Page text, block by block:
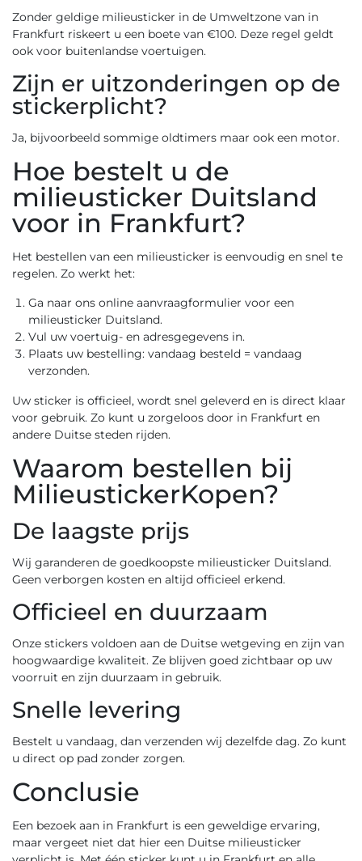
Zonder geldige milieusticker in de Umweltzone van in
Frankfurt riskeert u een boete van €100. Deze regel geldt
ook voor buitenlandse voertuigen.
Zijn er uitzonderingen op de
stickerplicht?
Ja, bijvoorbeeld sommige oldtimers maar ook een motor.
Hoe bestelt u de
milieusticker Duitsland
voor in Frankfurt?
Het bestellen van een milieusticker is eenvoudig en snel te
regelen. Zo werkt het:
Ga naar ons online aanvraagformulier voor een
milieusticker Duitsland.
Vul uw voertuig- en adresgegevens in.
Plaats uw bestelling: vandaag besteld = vandaag
verzonden.
Uw sticker is officieel, wordt snel geleverd en is direct klaar
voor gebruik. Zo kunt u zorgeloos door in Frankfurt en
andere Duitse steden rijden.
Waarom bestellen bij
MilieustickerKopen?
De laagste prijs
Wij garanderen de goedkoopste milieusticker Duitsland.
Geen verborgen kosten en altijd officieel erkend.
Officieel en duurzaam
Onze stickers voldoen aan de Duitse wetgeving en zijn van
hoogwaardige kwaliteit. Ze blijven goed zichtbaar op uw
voorruit en zijn duurzaam in gebruik.
Snelle levering
Bestelt u vandaag, dan verzenden wij dezelfde dag. Zo kunt
u direct op pad zonder zorgen.
Conclusie
Een bezoek aan in Frankfurt is een geweldige ervaring,
maar vergeet niet dat hier een Duitse milieusticker